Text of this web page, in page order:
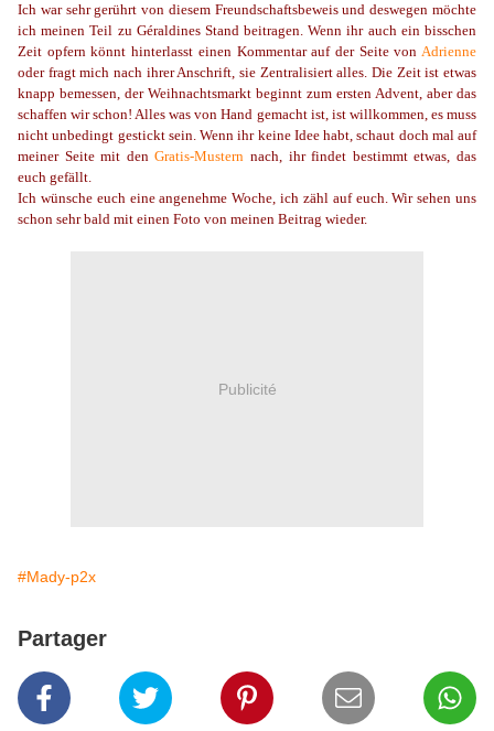
Ich war sehr gerührt von diesem Freundschaftsbeweis und deswegen möchte
ich meinen Teil zu Géraldines Stand beitragen. Wenn ihr auch ein bisschen
Zeit opfern könnt hinterlasst einen Kommentar auf der Seite von Adrienne
oder fragt mich nach ihrer Anschrift, sie Zentralisiert alles. Die Zeit ist etwas
knapp bemessen, der Weihnachtsmarkt beginnt zum ersten Advent, aber das
schaffen wir schon! Alles was von Hand gemacht ist, ist willkommen, es muss
nicht unbedingt gestickt sein. Wenn ihr keine Idee habt, schaut doch mal auf
meiner Seite mit denGratis-Mustern nach, ihr findet bestimmt etwas, das
euch gefällt.
Ich wünsche euch eine angenehme Woche, ich zähl auf euch. Wir sehen uns
schon sehr bald mit einen Foto von meinen Beitrag wieder.
Publicité
#Mady-p2x
Partager